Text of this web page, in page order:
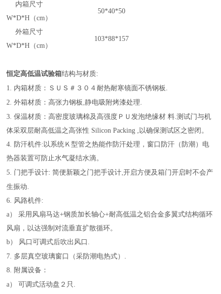
内箱尺寸
W*D*H（cm）
50*40*50
外箱尺寸
W*D*H（cm）
103*88*157
恒定高低温试验箱结构与材质:
1. 内箱材质：ＳＵＳ＃３０４耐热耐寒镜面不锈钢板
2.外箱材质：高张力钢板 ,静电吸附烤漆处理
3.保温材质：高密度玻璃棉及高强度ＰＵ发泡绝缘材 料 .测试门与机
体采双层耐高低温之高张性 Silicon Packing , 以确保测试区之密闭。
4. 防汗机件: 以系统Ｋ型管之热能作防汗处理，窗口防汗（防潮）电
热器装置可防止水气凝结水滴。
5. 门把手设计:简便新颖之门把手设计 ,开启方便及箱门开启时不会产
生振动
6. 风路机件:
a）采用风扇马达+钢质加长轴心+耐高低温之铝合金多翼式结构循环
风扇，以达强制对流垂直扩散循环。
b）
风口可调式后吹出风口 .
7. 多层真空玻璃窗口 （采防潮电热式）.
8. 附属设备：
a）可调式活动盘２只